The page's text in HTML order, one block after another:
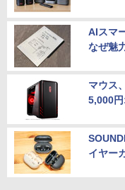
AIスマ
なぜ魅
マウス
5,000円
イヤー